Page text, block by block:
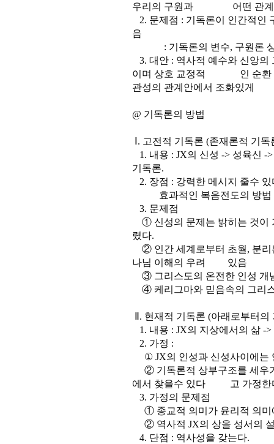
우리의 구원과 어떤 관계가
2. 문제점 : 기독론이 인간적인
음
: 기독론의 변수, 구원론 상
3. 대안 : 역사적 예수와 신앙의
이며 상호 교정적 인 순환 관
관성의 관계안에서 조화있
@ 기독론의 방법
Ⅰ. 고전적 기독론 (존재론적 기
1. 내용 : JX의 신성 -> 성육신 -
기독론.
2. 장점 : 강력한 메시지 줄수 있
효과적인 복음전도의 방법
3. 문제점
① 신성의 문제는 밝히는 것이
렸다.
② 인간 세계로부터 초월, 분리
나님 이해의 우려 있음
③ 그리스도의 온전한 인성 개
④ 케리그마와 믿음속의 그리
Ⅱ. 현재적 기독론 (아래로부터의
1. 내용 : JX의 지상에서의 삶 -
2. 가정 :
① JX의 인성과 신성사이에는
② 기독론적 상부구조를 세우
에서 찾을수 있다 고 가정한
3. 가정의 문제점
① 종교적 의미가 윤리적 의미
② 역사적 JX의 상을 성서의
4. 단점 : 역사성을 갖는다.